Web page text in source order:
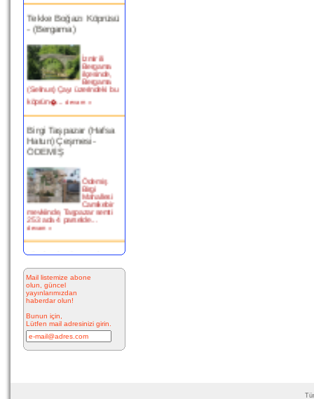
- (Bergama)
Bergama
ilçesinde,
Bergama
(Selinus) Çayı üzerindeki bu
köprün�... devam »
Hatun) Çeşmesi-
ÖDEMİŞ
Birgi
Mahallesi
Camikebir
mevkiinde, Taşpazar semti
253 ada 4 parselde...
devam »
ÇEŞME
üzerinde
yer alan
çarşı
Mail listemize abone
olun, güncel
yayınlarımızdan
haberdar olun!
Bunun için,
Lütfen mail adresinizi girin.